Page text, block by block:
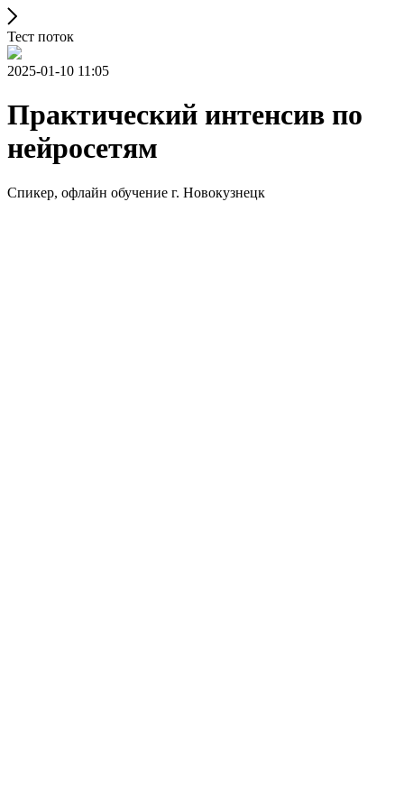
Тест поток
2025-01-10 11:05
Практический интенсив по
нейросетям
Спикер, офлайн обучение г. Новокузнецк